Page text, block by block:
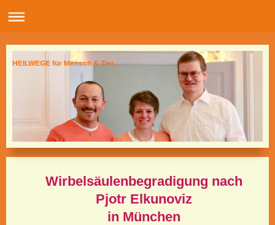
HEILWEGE für Mensch & Tier
Wirbelsäulenbegradigung nach
Pjotr Elkunoviz
in München